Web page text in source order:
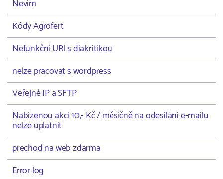
Nevím
Kódy Agrofert
Nefunkční URl s diakritikou
nelze pracovat s wordpress
Veřejné IP a SFTP
Nabízenou akci 10,- Kč / měsíčně na odesílání e-mailu
nelze uplatnit
prechod na web zdarma
Error log